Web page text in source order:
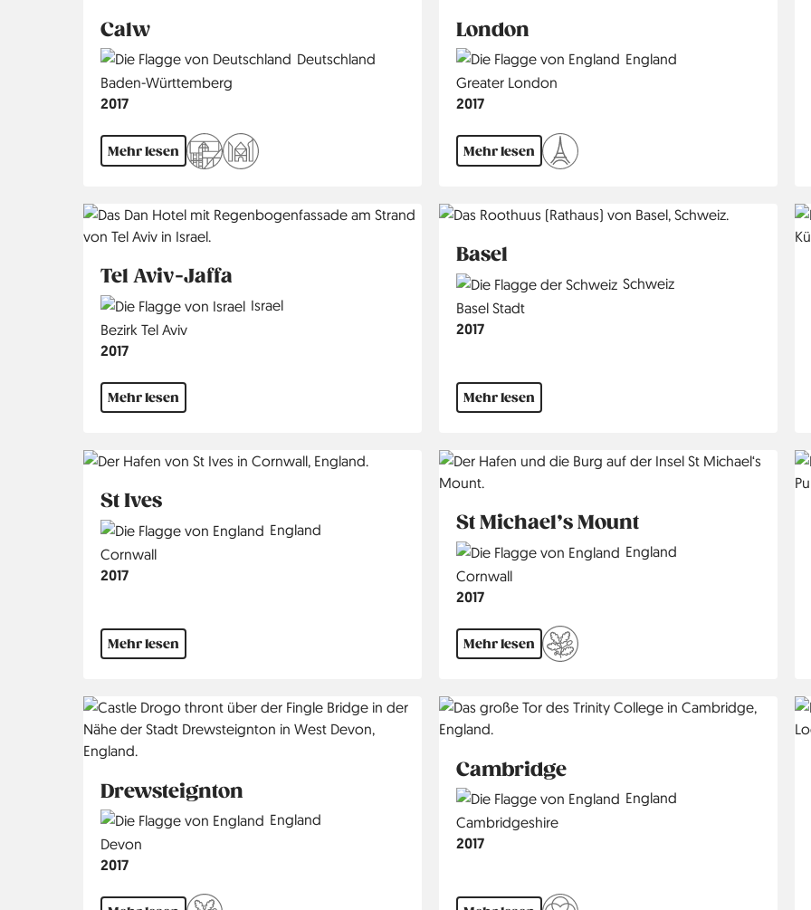
Calw
Country
Deutschland
Region
Baden-Württemberg
Jahr
2017
Mehr lesen
London
Country
England
Region
Greater London
Jahr
2017
Mehr lesen
Tel Aviv-Jaffa
Country
Israel
Region
Bezirk Tel Aviv
Jahr
2017
Mehr lesen
Basel
Country
Schweiz
Region
Basel Stadt
Jahr
2017
Mehr lesen
St Ives
Country
England
Region
Cornwall
Jahr
2017
Mehr lesen
St Michael’s Mount
Country
England
Region
Cornwall
Jahr
2017
Mehr lesen
Drewsteignton
Country
England
Region
Devon
Jahr
2017
Cambridge
Country
England
Region
Cambridgeshire
Jahr
2017